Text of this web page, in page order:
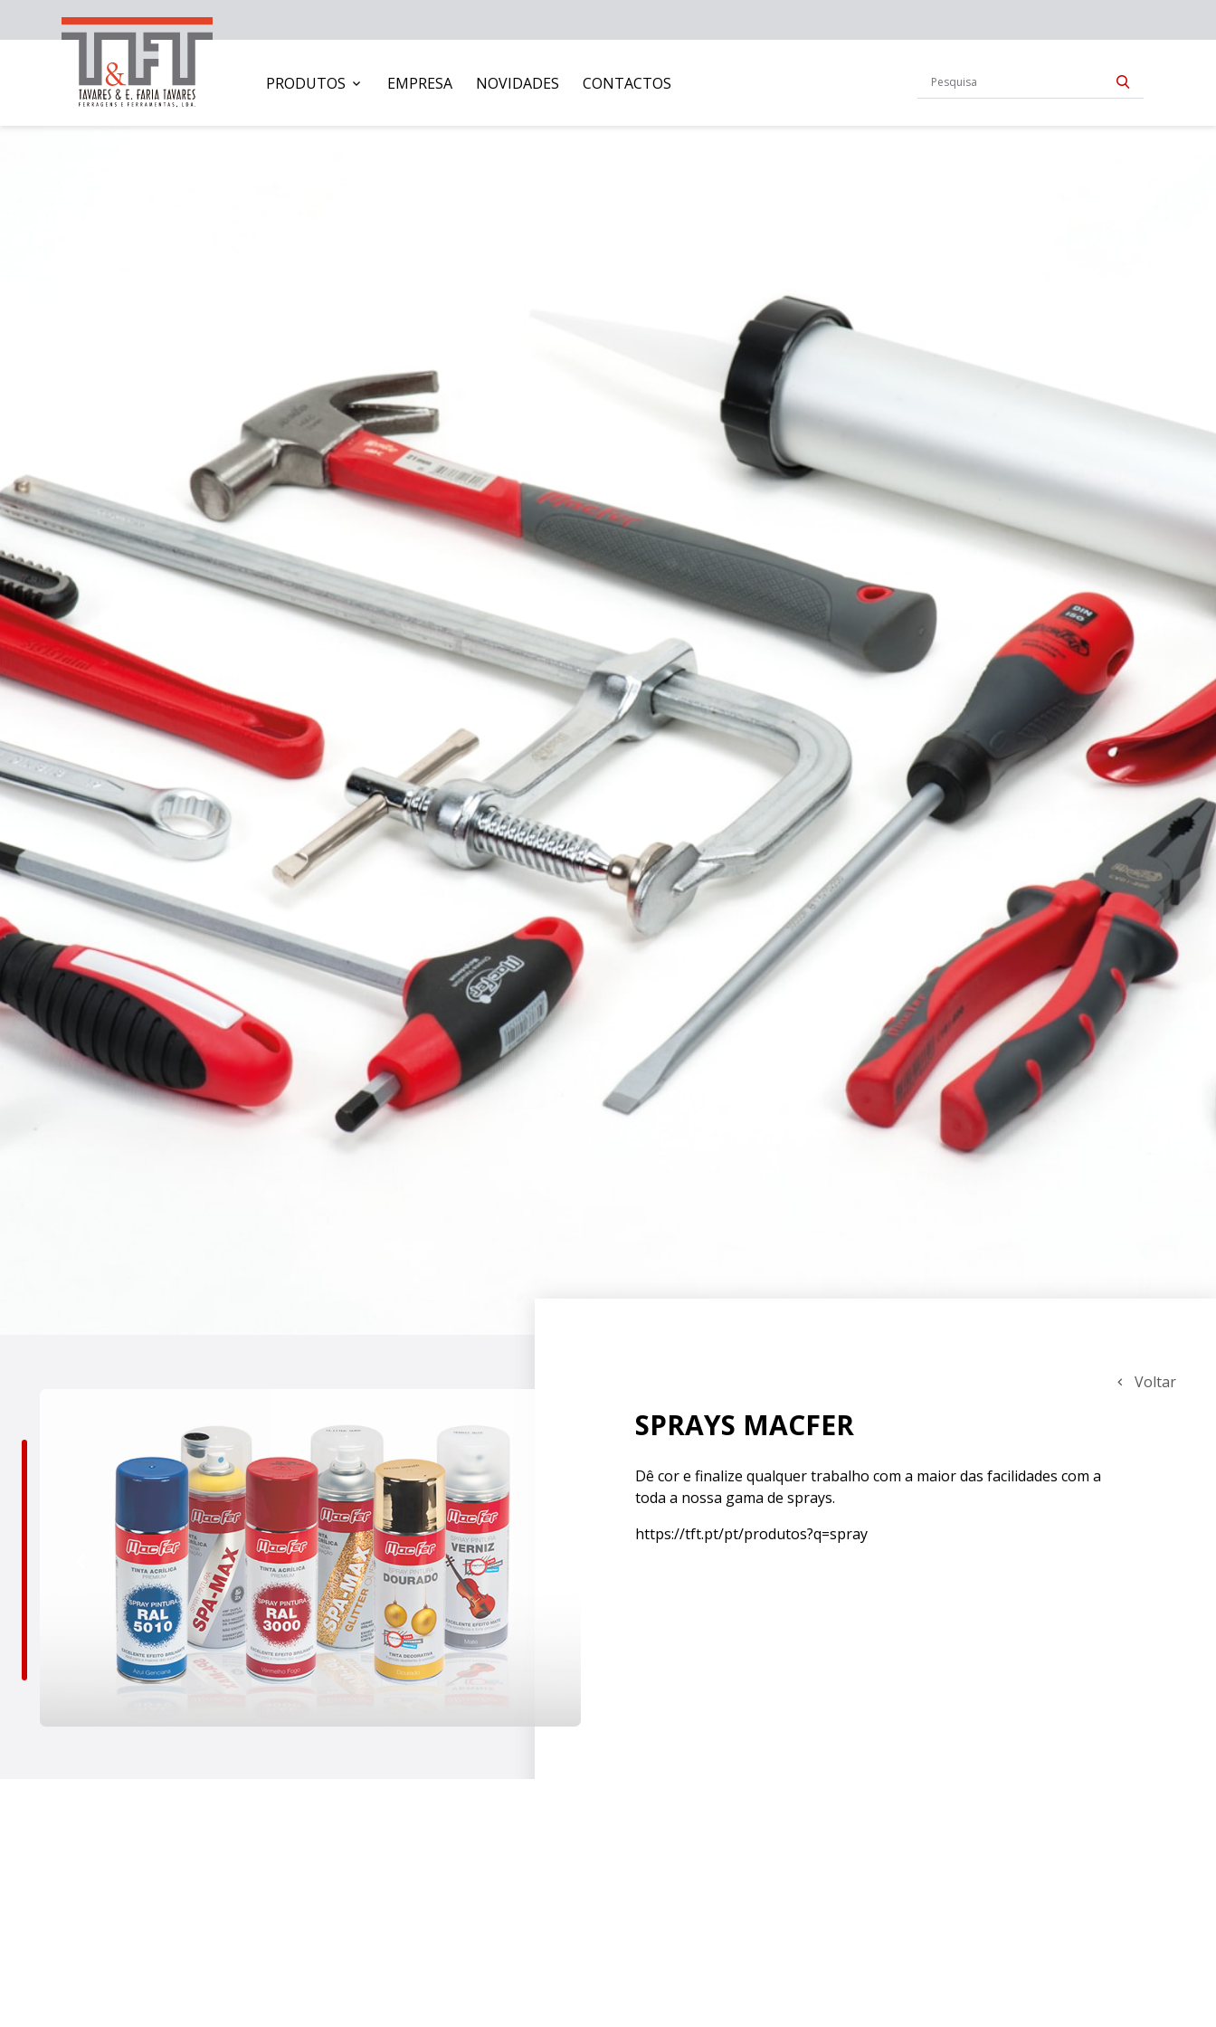
PRODUTOS EMPRESA NOVIDADES CONTACTOS
Voltar
SPRAYS MACFER
Dê cor e finalize qualquer trabalho com a maior das facilidades com a
toda a nossa gama de sprays.
https://tft.pt/pt/produtos?q=spray